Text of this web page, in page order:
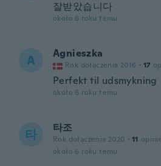
잘받았습니다
około 6 roku temu
A Agnieszka
Rok dołączenia 2016 · 17
Perfekt til udsmykning
około 6 roku temu
타 타조
Rok dołączenia 2020 · 11
około 6 roku temu